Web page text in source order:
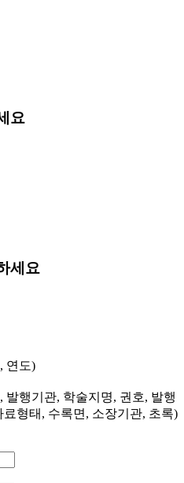
요
세요
연도)
발행기관, 학술지명, 권호, 발행
형태, 수록면, 소장기관, 초록)